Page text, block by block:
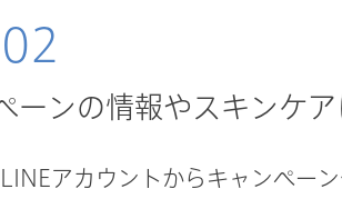
02
ーンの情報やスキンケ
アカウントからキャンペー